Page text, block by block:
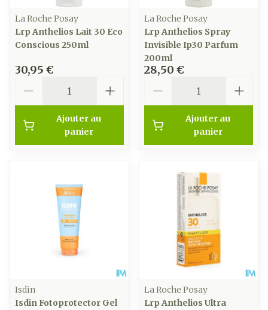
La Roche Posay
Lrp Anthelios Lait 30 Eco
Conscious 250ml
30,95 €
Ajouter au
panier
La Roche Posay
Lrp Anthelios Spray
Invisible Ip30 Parfum
200ml
28,50 €
Ajouter au
panier
Isdin
Isdin Fotoprotector Gel
La Roche Posay
Lrp Anthelios Ultra